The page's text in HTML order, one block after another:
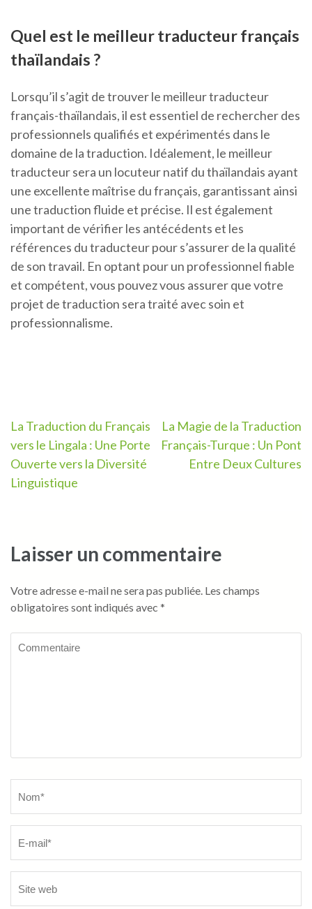
Quel est le meilleur traducteur français
thaïlandais ?
Lorsqu’il s’agit de trouver le meilleur traducteur
français-thaïlandais, il est essentiel de rechercher des
professionnels qualifiés et expérimentés dans le
domaine de la traduction. Idéalement, le meilleur
traducteur sera un locuteur natif du thaïlandais ayant
une excellente maîtrise du français, garantissant ainsi
une traduction fluide et précise. Il est également
important de vérifier les antécédents et les
références du traducteur pour s’assurer de la qualité
de son travail. En optant pour un professionnel fiable
et compétent, vous pouvez vous assurer que votre
projet de traduction sera traité avec soin et
professionnalisme.
Navigation
de
l’article
La Traduction du Français
vers le Lingala : Une Porte
Ouverte vers la Diversité
Linguistique
La Magie de la Traduction
Français-Turque : Un Pont
Entre Deux Cultures
Laisser un commentaire
Votre adresse e-mail ne sera pas publiée. Les champs
obligatoires sont indiqués avec *